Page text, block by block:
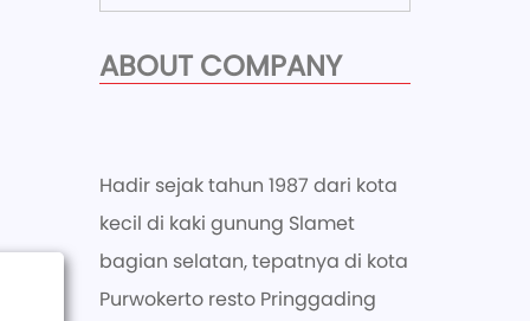
ABOUT COMPANY
Hadir sejak tahun 1987 dari kota
kecil di kaki gunung Slamet
bagian selatan, tepatnya di kota
Purwokerto resto Pringgading